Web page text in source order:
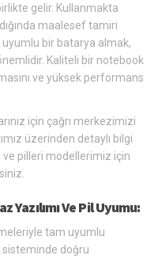
gelir. Kullanmakta
maalesef tamiri
bir batarya almak,
önemlidir. Kaliteli bir notebook
ve yüksek performans
için çağrı merkezimizi
üzerinden detaylı bilgi
pilleri modellerimiz için
Ve Pil Uyumu:
tam uyumlu
sisteminde doğru